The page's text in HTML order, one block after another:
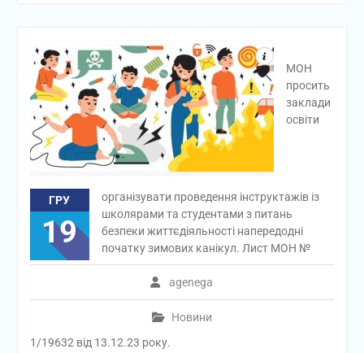
ГРУ
19
agenega
Новини
МОН
просить
заклади
освіти
організувати проведення інструктажів із
школярами та студентами з питань
безпеки життєдіяльності напередодні
початку зимових канікул. Лист МОН №
1/19632 від 13.12.23 року.